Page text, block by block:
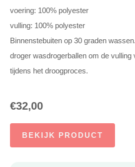
voering: 100% polyester
vulling: 100% polyester
Binnenstebuiten op 30 graden
droger wasdrogerballen om de vulling
tijdens het droogproces.
€32,00
BEKIJK PRODUCT